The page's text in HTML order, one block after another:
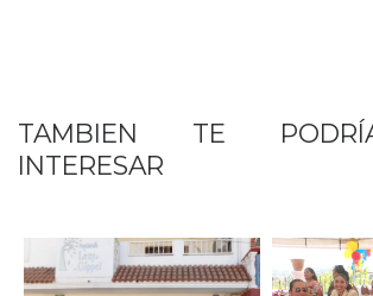
TAMBIEN TE
INTERESAR